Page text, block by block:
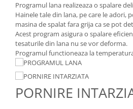
Programul lana realizeaza o spalare
Hainele tale din lana, pe care le adori,
masina de spalat fara grija ca se pot
Acest program asigura o spalare
tesaturile din lana nu se vor deforma.
Programul functioneaza la
PORNIRE